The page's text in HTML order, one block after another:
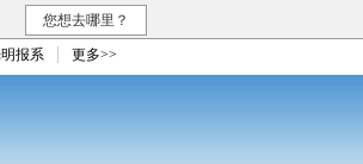
您想去哪里？
报系 更多>>